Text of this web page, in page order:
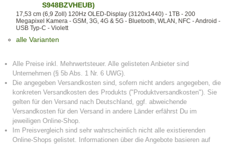
S948BZVHEUB)
17,53 cm (6,9 Zoll) 120Hz OLED-Display (3120x1440) - 1TB - 200
Megapixel Kamera - GSM, 3G, 4G & 5G - Bluetooth, WLAN, NFC - Android -
USB Typ-C - Violett
alle Varianten